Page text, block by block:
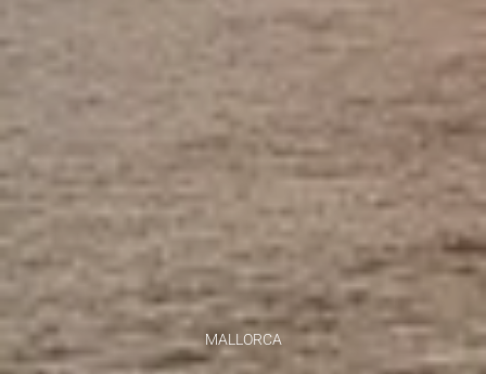
MALLORCA